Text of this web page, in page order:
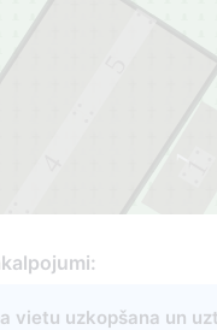
vietu uzkopšana un